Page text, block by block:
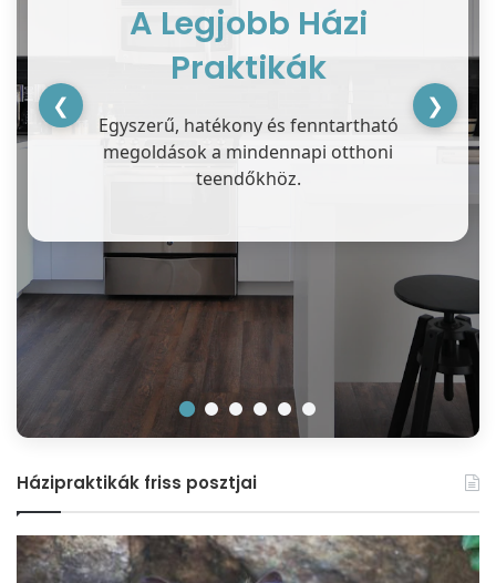
A Legjobb Házi
Praktikák
Egyszerű, hatékony és fenntartható
megoldások a mindennapi otthoni
teendőkhöz.
❮ ❯
Házipraktikák friss posztjai